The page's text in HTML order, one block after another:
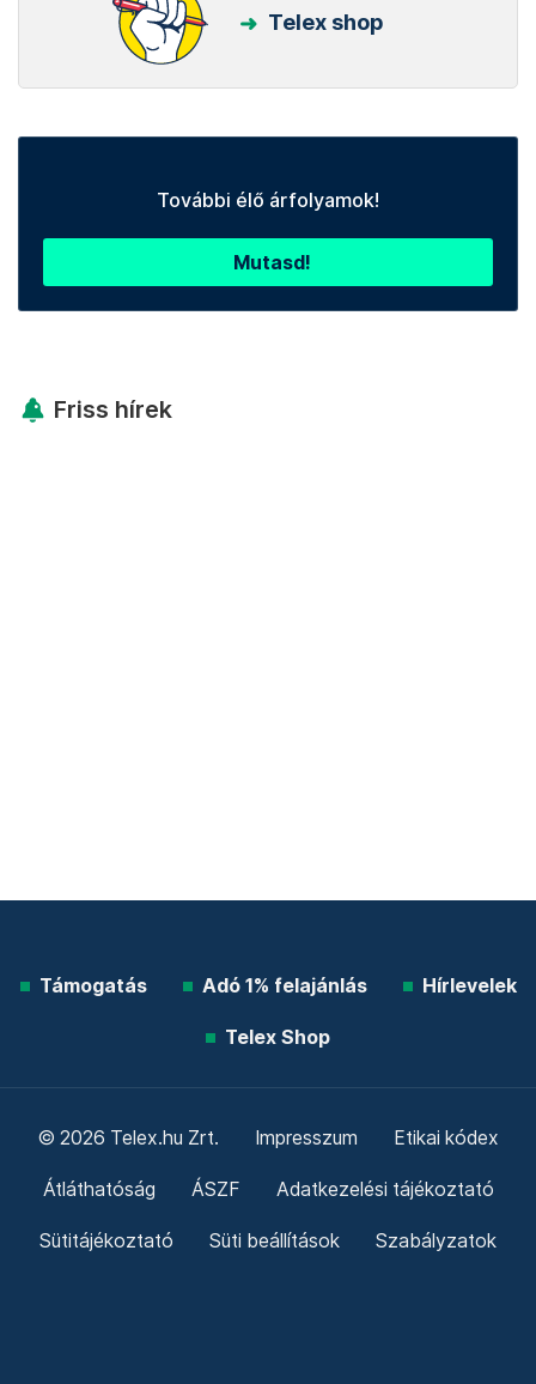
Telex shop
További élő árfolyamok!
Mutasd!
Friss hírek
Támogatás Adó 1% felajánlás Hírlevelek
Telex Shop
© 2026 Telex.hu Zrt. Impresszum Etikai kódex
Átláthatóság ÁSZF Adatkezelési tájékoztató
Sütitájékoztató Süti beállítások Szabályzatok